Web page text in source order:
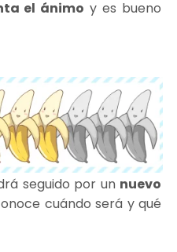
el ánimo y es bueno
seguido por un nuevo
cuándo será y qué